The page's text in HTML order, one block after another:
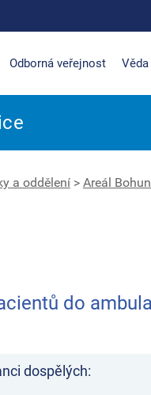
Odborná veřejnost
a oddělení> Areál
do
dospělých: